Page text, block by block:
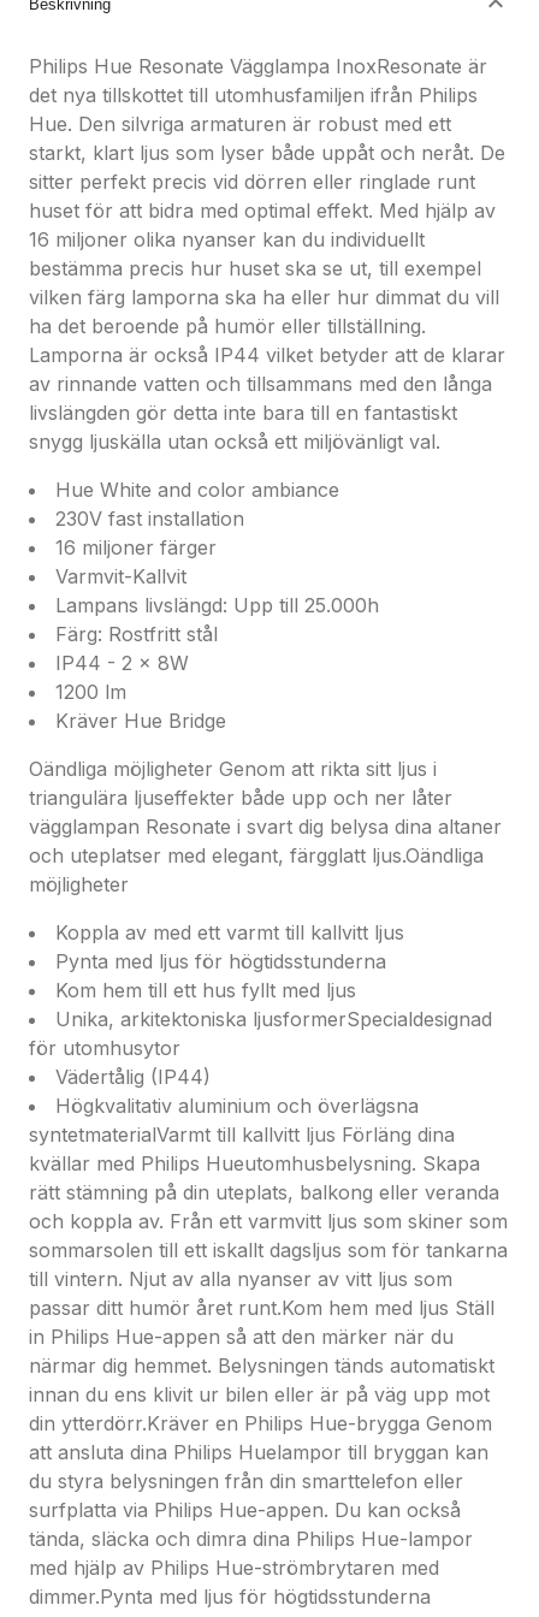
Oändliga möjligheter
Genom att rikta sitt ljus i triangulära ljuseffekter både
upp och ner låter vägglampan Resonate i svart dig
belysa dina altaner och uteplatser med elegant,
färgglatt ljus.Oändliga möjligheter
- Koppla av med ett varmt till kallvitt ljus
- Pynta med ljus för högtidsstunderna
- Kom hem till ett hus fyllt med ljus
- Unika, arkitektoniska ljusformerSpecialdesignad
för utomhusytor
- Vädertålig (IP44)
- Högkvalitativ aluminium och överlägsna
syntetmaterialVarmt till kallvitt ljus
Förläng dina kvällar med Philips
Hueutomhusbelysning. Skapa rätt stämning på din
uteplats, balkong eller veranda och koppla av. Från
ett varmvitt ljus som skiner som sommarsolen till ett
iskallt dagsljus som för tankarna till vintern. Njut av
alla nyanser av vitt ljus som passar ditt humör året
runt.Kom hem med ljus
Ställ in Philips Hue-appen så att den märker när du
närmar dig hemmet. Belysningen tänds automatiskt
innan du ens klivit ur bilen eller är på väg upp mot
Genom att ansluta dina Philips Huelampor till
bryggan kan du styra belysningen från din
smarttelefon eller surfplatta via Philips Hue-appen.
Du kan också tända, släcka och dimra dina Philips
Hue-lampor med hjälp av Philips Hue-
strömbrytaren med dimmer.Pynta med ljus för
högtidsstunderna
Festglädjen börjar här — med smart belysning! Med
Philips Hue-lampor ger du ditt hem den rätta
atmosfären för årets alla högtider: rött och grönt för
jul, milda pasteller till våren, till och med ett djupt
glödande lila för att skapa gatans läbbigaste
spökhus till Halloween.Unika, arkitektoniska
ljusformer
Skapa ett arkitektoniskt blickfång med hjälp av
utomhusarmaturer som erbjuder knivskarpa,
triangulära ljuseffekter mot väggar och andra
ytor.Styr det på ditt sätt
Anslut dina Philips Hue-lampor till Hue-bryggan och
börja utforska de oändliga möjligheterna. Styr
belysningen från din smartphone eller surfplatta via
Philips Hue-appen eller lägg till
inomhusströmbrytarna i systemet för att byta ljus.
Ställ in timers, aviseringar, larm och mycket mer
och njut av den kompletta Philips Hue-upplevelsen.
Philips Hue fungerar även med Amazon Alexa,
Apple Homekit och Google Assistant så att du kan
styra belysningen med rösten.Vädertålig (IP44)
Den här Philips Hue-lampan är särskilt utformad för
Beskrivning
Philips Hue Resonate Vägglampa InoxResonate är
det nya tillskottet till utomhusfamiljen ifrån Philips
Hue. Den silvriga armaturen är robust med ett
starkt, klart ljus som lyser både uppåt och neråt. De
sitter perfekt precis vid dörren eller ringlade runt
huset för att bidra med optimal effekt. Med hjälp av
16 miljoner olika nyanser kan du individuellt
bestämma precis hur huset ska se ut, till exempel
vilken färg lamporna ska ha eller hur dimmat du vill
ha det beroende på humör eller tillställning.
Lamporna är också IP44 vilket betyder att de klarar
av rinnande vatten och tillsammans med den långa
livslängden gör detta inte bara till en fantastiskt
snygg ljuskälla utan också ett miljövänligt val.
Hue White and color ambiance
230V fast installation
16 miljoner färger
Varmvit-Kallvit
Lampans livslängd: Upp till 25.000h
Färg: Rostfritt stål
IP44 - 2 x 8W
1200 lm
Kräver Hue Bridge
Oändliga möjligheter Genom att rikta sitt ljus i
triangulära ljuseffekter både upp och ner låter
vägglampan Resonate i svart dig belysa dina altaner
och uteplatser med elegant, färgglatt ljus.Oändliga
möjligheter
Koppla av med ett varmt till kallvitt ljus
Pynta med ljus för högtidsstunderna
Kom hem till ett hus fyllt med ljus
Unika, arkitektoniska ljusformerSpecialdesignad
för utomhusytor
Vädertålig (IP44)
Högkvalitativ aluminium och överlägsna
syntetmaterialVarmt till kallvitt ljus Förläng dina
kvällar med Philips Hueutomhusbelysning. Skapa
rätt stämning på din uteplats, balkong eller veranda
och koppla av. Från ett varmvitt ljus som skiner som
sommarsolen till ett iskallt dagsljus som för tankarna
till vintern. Njut av alla nyanser av vitt ljus som
passar ditt humör året runt.Kom hem med ljus Ställ
in Philips Hue-appen så att den märker när du
närmar dig hemmet. Belysningen tänds automatiskt
innan du ens klivit ur bilen eller är på väg upp mot
din ytterdörr.Kräver en Philips Hue-brygga Genom
att ansluta dina Philips Huelampor till bryggan kan
du styra belysningen från din smarttelefon eller
surfplatta via Philips Hue-appen. Du kan också
tända, släcka och dimra dina Philips Hue-lampor
med hjälp av Philips Hue-strömbrytaren med
dimmer.Pynta med ljus för högtidsstunderna